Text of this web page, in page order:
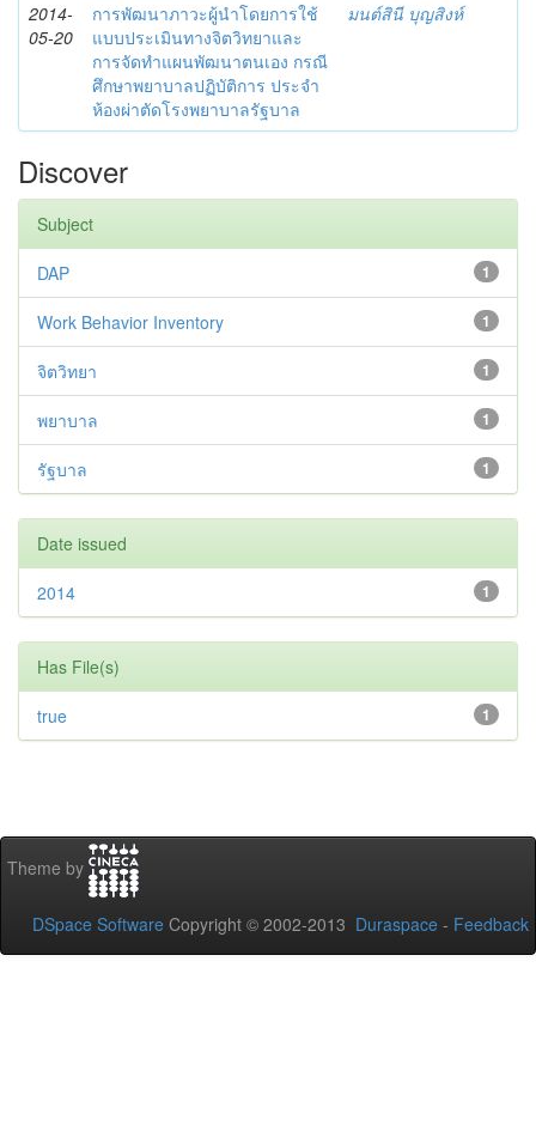
2014-
05-20
การพัฒนาภาวะผู้นำโดยการใช้
แบบประเมินทางจิตวิทยาและ
การจัดทำแผนพัฒนาตนเอง กรณี
ศึกษาพยาบาลปฏิบัติการ ประจำ
ห้องผ่าตัดโรงพยาบาลรัฐบาล
มนต์สินี บุญสิงห์
Discover
Subject
1
DAP
1
Work Behavior Inventory
1
จิตวิทยา
1
พยาบาล
1
รัฐบาล
Date issued
1
2014
Has File(s)
1
true
Theme by
DSpace Software Copyright © 2002-2013 Duraspace - Feedback